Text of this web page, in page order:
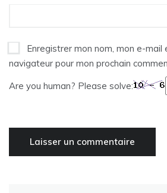
Enregistrer mon nom, mon e-
navigateur pour mon prochain
Are you human? Please solve: